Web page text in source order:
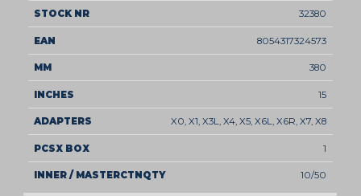
32380
8054317324573
380
15
X0, X1, X3L, X4, X5, X6L, X6R, X7, X8
1
10/50